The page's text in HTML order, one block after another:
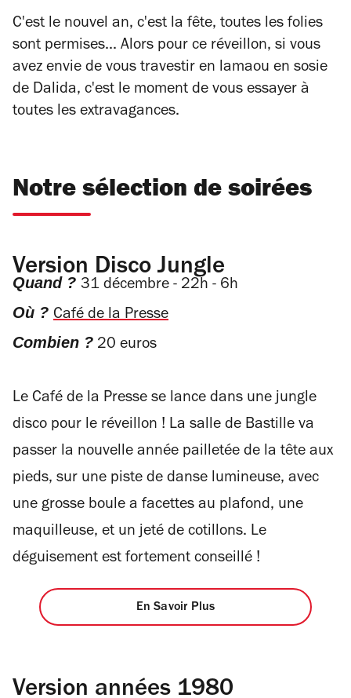
C'est le nouvel an, c'est la fête, toutes les folies
sont permises... Alors pour ce réveillon, si vous
avez envie de vous travestir en lamaou en sosie
de Dalida, c'est le moment de vous essayer à
toutes les extravagances.
Notre sélection de soirées
Version Disco Jungle
Quand ? 31 décembre - 22h - 6h
Où ? Café de la Presse
Combien ? 20 euros
Le Café de la Presse se lance dans une jungle
disco pour le réveillon ! La salle de Bastille va
passer la nouvelle année pailletée de la tête aux
pieds, sur une piste de danse lumineuse, avec
une grosse boule a facettes au plafond, une
maquilleuse, et un jeté de cotillons. Le
déguisement est fortement conseillé !
En Savoir Plus
Version années 1980